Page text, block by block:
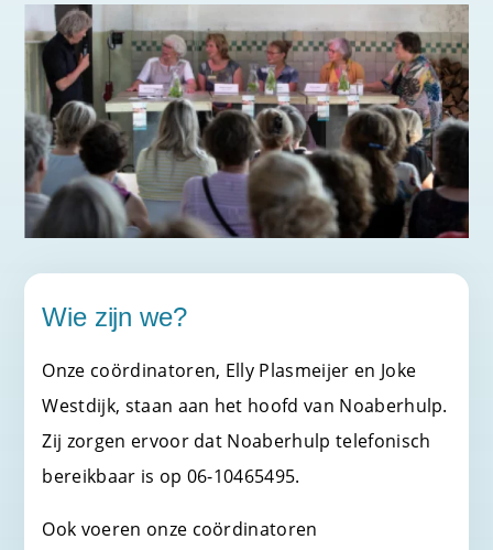
Wie zijn we?
Onze coördinatoren, Elly Plasmeijer en Joke
Westdijk, staan aan het hoofd van Noaberhulp.
Zij zorgen ervoor dat Noaberhulp telefonisch
bereikbaar is op 06-10465495.
Ook voeren onze coördinatoren